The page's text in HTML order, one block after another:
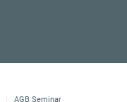
AGB Seminar